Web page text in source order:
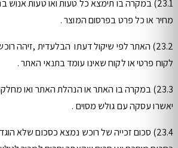
23.1) במקרה בו תימצא כל טעות ואו טעות
מחיר או כל פרט בפרסום המוצר .
23.2) האתר לפי שיקול דעתו הבלעדית ,זיהה
לקוח פרטי או לקוח שאינו עומד בתנאי האתר .
23.3) במקרה בו האתר או הנהלת האתר ואו
יאשרו עסקה עם גולש מסוים .
23.4) סכום זכייה של רוכש נמצא כסכום שלא